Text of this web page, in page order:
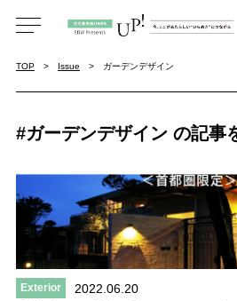
TOP Issue ガーデンデザイン
#ガーデンデザイン の記事
Exterior 2022.06.20